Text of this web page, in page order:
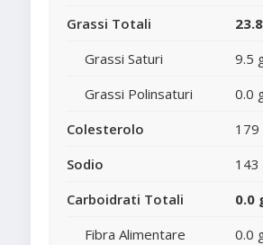
Grassi Totali
Grassi Saturi
9.5
Grassi Polinsaturi
0.0
Colesterolo
179
Sodio
143
Carboidrati Totali
0.0
Fibra Alimentare
0.0